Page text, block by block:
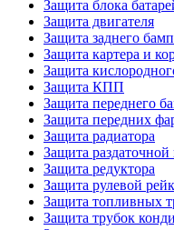
Защита блока
Защита двигателя
Защита заднего
Защита картера и
Защита
Защита КПП
Защита переднего
Защита передних
Защита радиатора
Защита раздаточной
Защита редуктора
Защита рулевой
Защита топливных
Защита трубок